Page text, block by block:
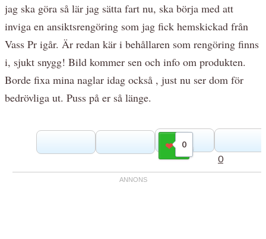
jag ska göra så lär jag sätta fart nu, ska börja med att
inviga en ansiktsrengöring som jag fick hemskickad från
Vass Pr igår. Är redan kär i behållaren som rengöring finns
i, sjukt snygg! Bild kommer sen och info om produkten.
Borde fixa mina naglar idag också , just nu ser dom för
bedrövliga ut. Puss på er så länge.
0
Gilla
0